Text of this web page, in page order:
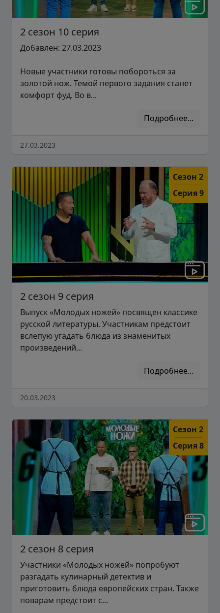
2 сезон 10 серия
Добавлен: 27.03.2023
Новые участники готовы побороться за
золотой нож. Темой первого задания станет
комфорт фуд. Во в...
Подробнее...
27.03.2023
Сезон 2
Серия 9
2 сезон 9 серия
Выпуск «Молодых ножей» посвящен классике
русской литературы. Участникам предстоит
вслепую угадать блюда из знаменитых
произведений...
Подробнее...
20.03.2023
Сезон 2
Серия 8
2 сезон 8 серия
Участники «Молодых ножей» попробуют
разгадать кулинарный детектив и
приготовить блюда европейских стран. Также
поварам предстоит с...